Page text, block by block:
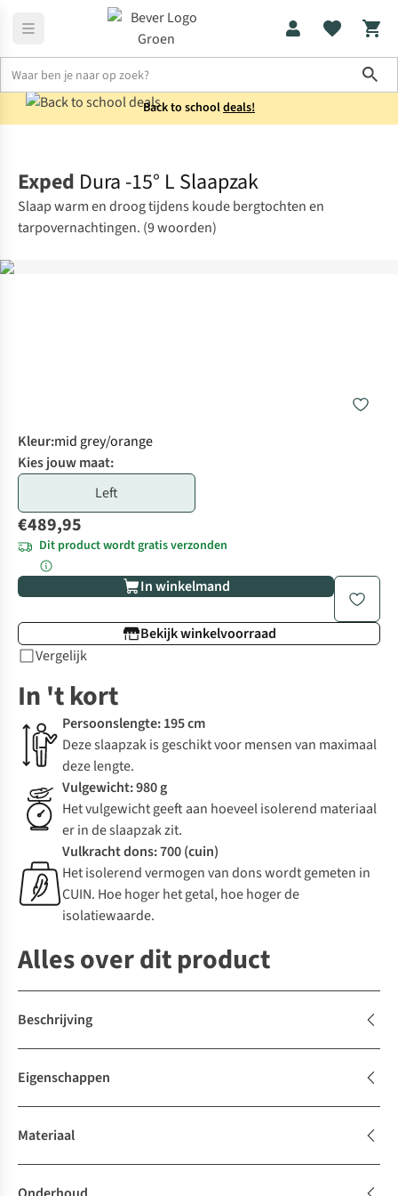
Back to schooldeals!
Exped Dura -15° L Slaapzak
Slaap warm en droog tijdens koude bergtochten en
tarpovernachtingen. (9 woorden)
Kleur:mid grey/orange
Kies jouw maat:
Left
€489,95
Dit product wordt gratis verzonden
In winkelmand
Bekijk winkelvoorraad
Vergelijk
In 't kort
Persoonslengte: 195 cm
Deze slaapzak is geschikt voor mensen van maximaal
deze lengte.
Vulgewicht: 980 g
Het vulgewicht geeft aan hoeveel isolerend materiaal
er in de slaapzak zit.
Vulkracht dons: 700 (cuin)
Het isolerend vermogen van dons wordt gemeten in
CUIN. Hoe hoger het getal, hoe hoger de
isolatiewaarde.
Alles over dit product
Beschrijving
Eigenschappen
Materiaal